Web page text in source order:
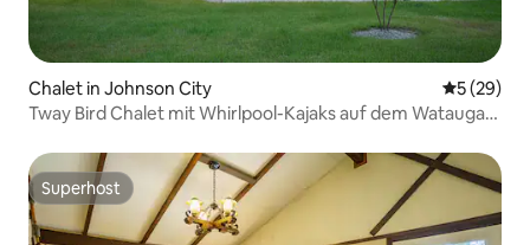
Chalet in Johnson City
5 (29)
Tway Bird Chalet mit Whirlpool-Kajaks auf dem Watauga
Superhost
Superhost